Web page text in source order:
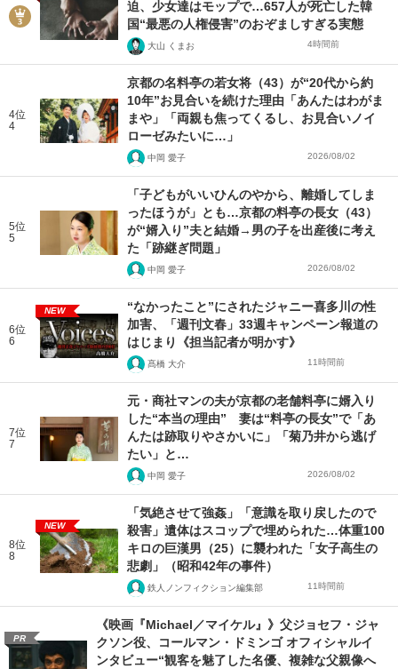
迫、少女達はモップで…657人が死亡した韓
国“最悪の人権侵害”のおぞましすぎる実態
大山 くまお 4時間前
4位
4
京都の名料亭の若女将（43）が“20代から約
10年”お見合いを続けた理由「あんたはわがま
まや」「両親も焦ってくるし、お見合いノイ
ローゼみたいに…」
中岡 愛子 2026/08/02
5位
5
「子どもがいいひんのやから、離婚してしま
ったほうが」とも…京都の料亭の長女（43）
が“婿入り”夫と結婚→男の子を出産後に考え
た「跡継ぎ問題」
中岡 愛子 2026/08/02
6位
6
NEW
“なかったこと”にされたジャニー喜多川の性
加害、「週刊文春」33週キャンペーン報道の
はじまり《担当記者が明かす》
髙橋 大介 11時間前
7位
7
元・商社マンの夫が京都の老舗料亭に婿入り
した“本当の理由” 妻は“料亭の長女”で「あ
んたは跡取りやさかいに」「菊乃井から逃げ
たい」と…
中岡 愛子 2026/08/02
8位
8
NEW
「気絶させて強姦」「意識を取り戻したので
殺害」遺体はスコップで埋められた…体重100
キロの巨漢男（25）に襲われた「女子高生の
悲劇」（昭和42年の事件）
鉄人ノンフィクション編集部 11時間前
PR
《映画『Michael／マイケル』》父ジョセフ・ジャ
クソン役、コールマン・ドミンゴ オフィシャルイ
ンタビュー“観客を魅了した名優、複雑な父親像へ